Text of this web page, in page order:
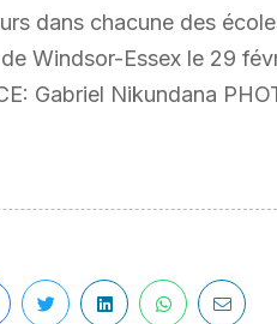
dans chacune des
Windsor-Essex le 29
Gabriel Nikundana